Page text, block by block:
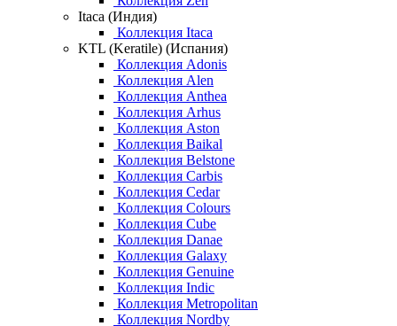
Itaca (Индия)
Коллекция Itaca
KTL (Keratile) (Испания)
Коллекция Adonis
Коллекция Alen
Коллекция Anthea
Коллекция Arhus
Коллекция Aston
Коллекция Baikal
Коллекция Belstone
Коллекция Carbis
Коллекция Cedar
Коллекция Colours
Коллекция Cube
Коллекция Danae
Коллекция Galaxy
Коллекция Genuine
Коллекция Indic
Коллекция Metropolitan
Коллекция Nordby